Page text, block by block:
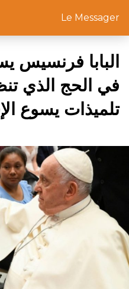
Le Messager
البابا فرنسيس
في الحج الذي
تلميذات يسوع